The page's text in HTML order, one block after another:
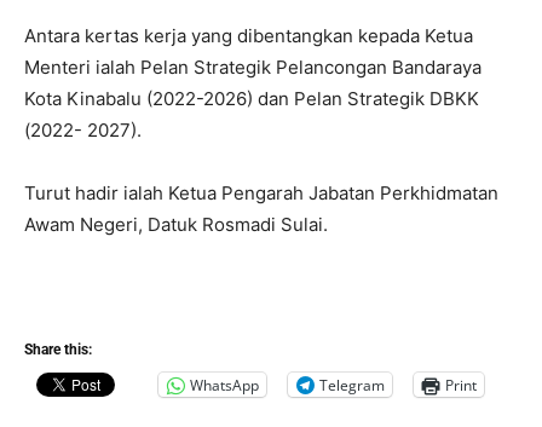
Antara kertas kerja yang dibentangkan kepada Ketua
Menteri ialah Pelan Strategik Pelancongan Bandaraya
Kota Kinabalu (2022-2026) dan Pelan Strategik DBKK
(2022- 2027).
Turut hadir ialah Ketua Pengarah Jabatan Perkhidmatan
Awam Negeri, Datuk Rosmadi Sulai.
Share this:
WhatsApp Telegram Print